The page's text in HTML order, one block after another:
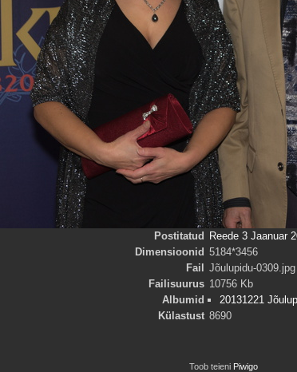
Postitatud
Reede 3 Jaanuar
Dimensioonid 5184*3456
Fail
Jõulupidu-0309.jpg
Failisuurus 10756 Kb
Albumid
20131221
Külastust 8690
Toob teieni Piwigo